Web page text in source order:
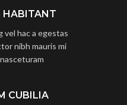
HABITANT
vel hac a egestas
nibh mauris mi
CUBILIA